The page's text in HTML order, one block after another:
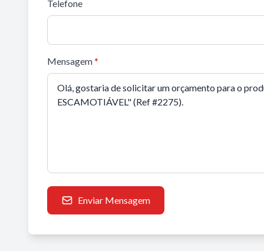
Telefone
Mensagem*
Enviar Mensagem